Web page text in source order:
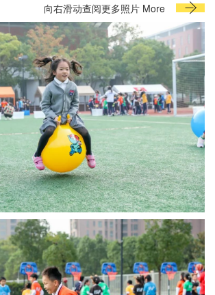
向右滑动查阅更多照片 More